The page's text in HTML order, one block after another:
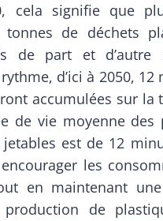
cela signifie que
de déchets
de part et d’autre
d’ici à 2050, 12
accumulées sur la
de vie moyenne des
est de 12
les
en maintenant
de